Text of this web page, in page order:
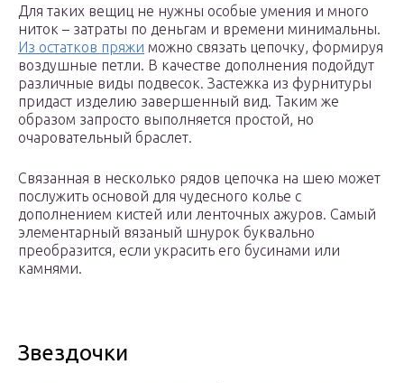
Для таких вещиц не нужны особые умения и много
ниток – затраты по деньгам и времени минимальны.
Из остатков пряжи можно связать цепочку, формируя
воздушные петли. В качестве дополнения подойдут
различные виды подвесок. Застежка из фурнитуры
придаст изделию завершенный вид. Таким же
образом запросто выполняется простой, но
очаровательный браслет.
Связанная в несколько рядов цепочка на шею может
послужить основой для чудесного колье с
дополнением кистей или ленточных ажуров. Самый
элементарный вязаный шнурок буквально
преобразится, если украсить его бусинами или
камнями.
Звездочки